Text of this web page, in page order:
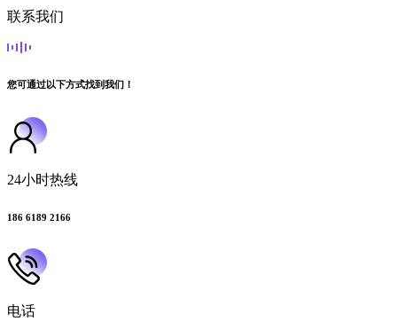
联系我们
您可通过以下方式找到我们！
24小时热线
186 6189 2166
电话